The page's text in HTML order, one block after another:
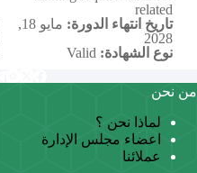
related
تاريخ انتهاء الدورة:
مايو 18,
2028
نوع الشهادة: Valid
من نحن
لماذا نحن ؟
اعضاء مجلس الإدارة
عملائنا